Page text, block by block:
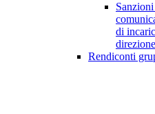
di
Rendiconti